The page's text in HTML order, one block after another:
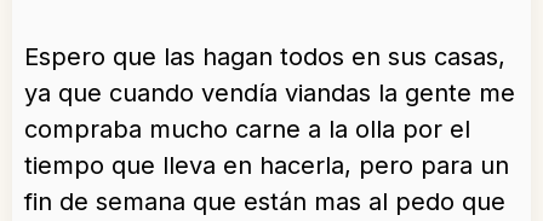
Espero que las hagan todos en sus casas,
ya que cuando vendía viandas la gente me
compraba mucho carne a la olla por el
tiempo que lleva en hacerla, pero para un
fin de semana que están mas al pedo que